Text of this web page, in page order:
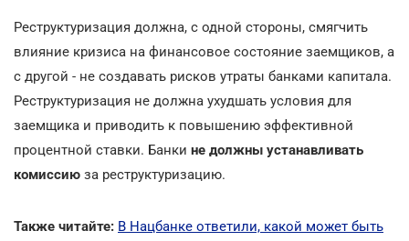
Реструктуризация должна, с одной стороны, смягчить
влияние кризиса на финансовое состояние заемщиков, а
с другой - не создавать рисков утраты банками капитала.
Реструктуризация не должна ухудшать условия для
заемщика и приводить к повышению эффективной
процентной ставки. Банки не должны устанавливать
комиссию за реструктуризацию.
Также читайте: В Нацбанке ответили, какой может быть